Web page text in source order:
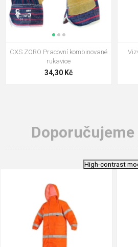
CXS ZORO Pracovní kombinované
rukavice
34,30 Kč
High-contrast